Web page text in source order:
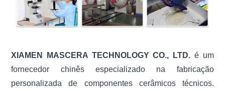
XIAMEN MASCERA TECHNOLOGY CO., LTD. é um
fornecedor chinês especializado na fabricação
personalizada de componentes cerâmicos técnicos.